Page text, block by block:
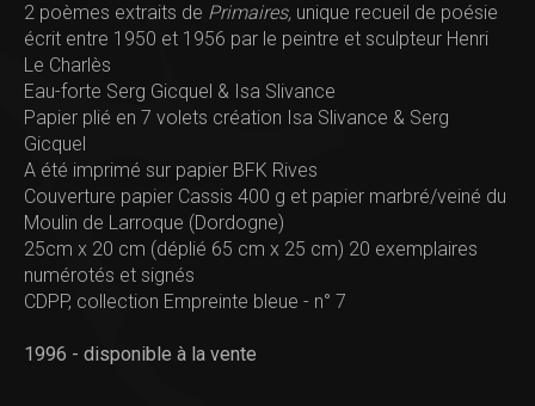
2 poèmes extraits de Primaires, unique recueil de poésie
écrit entre 1950 et 1956 par le peintre et sculpteur Henri
Le Charlès
Eau-forte Serg Gicquel & Isa Slivance
Papier plié en 7 volets création Isa Slivance & Serg
Gicquel
A été imprimé sur papier BFK Rives
Couverture papier Cassis 400 g et papier marbré/veiné du
Moulin de Larroque (Dordogne)
25cm x 20 cm (déplié 65 cm x 25 cm) 20 exemplaires
numérotés et signés
CDPP, collection Empreinte bleue - n° 7
1996 - disponible à la vente